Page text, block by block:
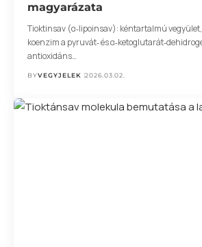
magyarázata
Tioktinsav (α‑lipoinsav): kéntartalmú
koenzim a pyruvát‑ és
antioxidáns…
BYVEGYJELEK 2026.03.02.